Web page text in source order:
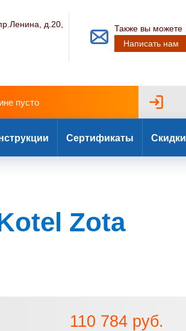
д.20,
Также вы можете
Написать нам
пусто
Сертификаты Скидки
Zota
110 784 руб.